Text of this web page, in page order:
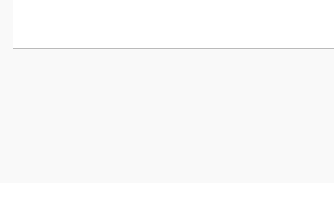
Görüş ve önerileriniz için teşekkür ederiz.